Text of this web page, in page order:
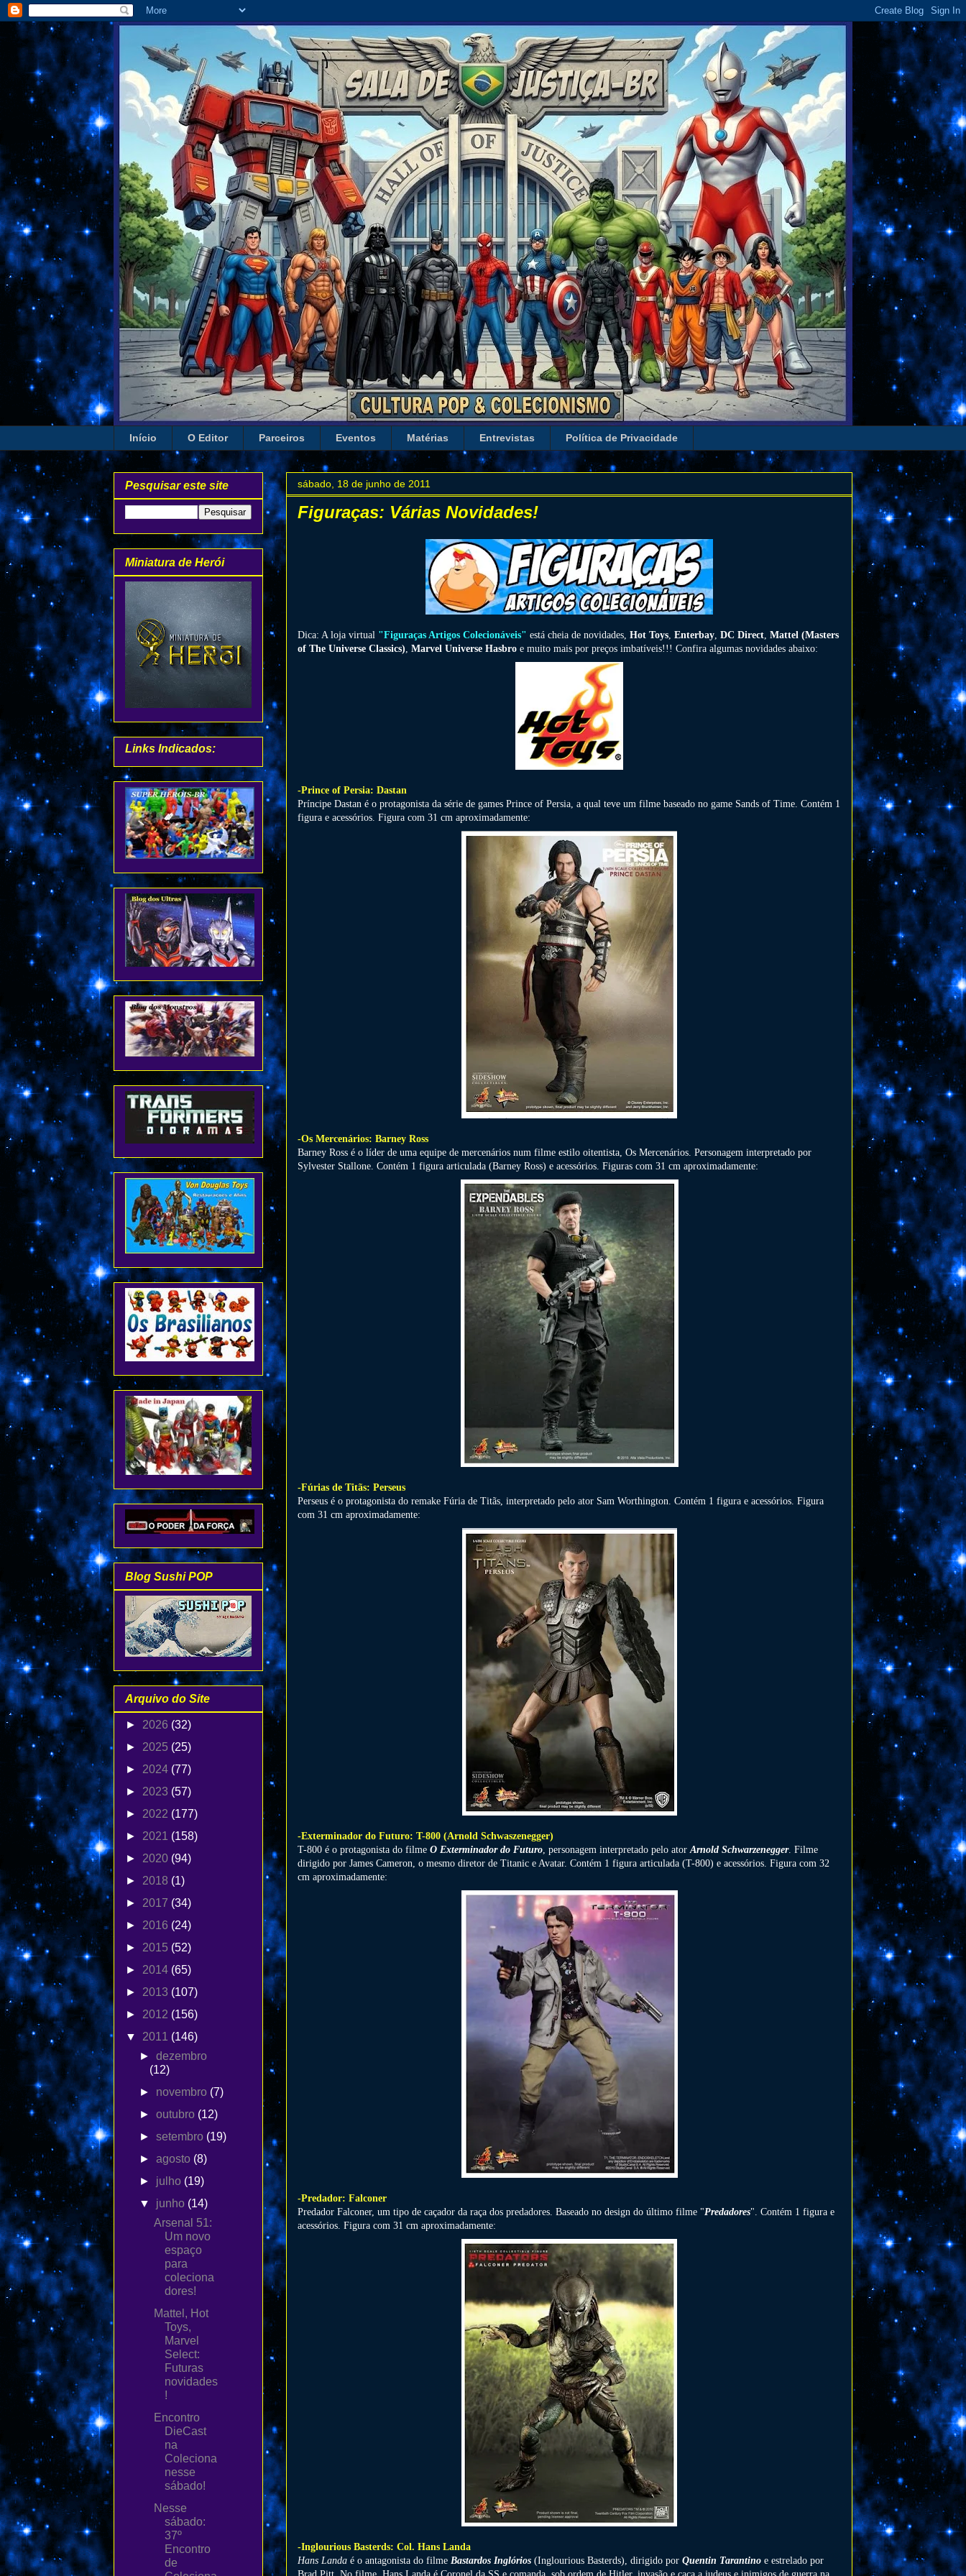
Início O Editor Parceiros Eventos Matérias Entrevistas Política de Privacidade
sábado, 18 de junho de 2011
Figuraças: Várias Novidades!
Dica: A loja virtual "Figuraças Artigos Colecionáveis" está cheia de novidades, Hot Toys Enterbay DC Direct Mattel (Masters
of The Universe Classics) Marvel Universe Hasbro e muito mais por preços imbatíveis!!! Confira algumas novidades abaixo:
-Prince of Persia: Dastan
Príncipe Dastan é o protagonista da série de games Prince of Persia, a qual teve um filme baseado no game Sands of Time. Contém 1
figura e acessórios. Figura com 31 cm aproximadamente:
-Os Mercenários: Barney Ross
Barney Ross é o líder de uma equipe de mercenários num filme estilo oitentista, Os Mercenários. Personagem interpretado por
Sylvester Stallone. Contém 1 figura articulada (Barney Ross) e acessórios. Figuras com 31 cm aproximadamente:
-Fúrias de Titãs: Perseus
Perseus é o protagonista do remake Fúria de Titãs, interpretado pelo ator Sam Worthington. Contém 1 figura e acessórios. Figura
com 31 cm aproximadamente:
-Exterminador do Futuro: T-800 (Arnold Schwaszenegger)
T-800 é o protagonista do filme O Exterminador do Futuro , personagem interpretado pelo ator Arnold Schwarzenegger. Filme
dirigido por James Cameron, o mesmo diretor de Titanic e Avatar. Contém 1 figura articulada (T-800) e acessórios. Figura com 32
cm aproximadamente:
-Predador: Falconer
Predador Falconer, um tipo de caçador da raça dos predadores. Baseado no design do último filme "Predadores". Contém 1 figura e
acessórios. Figura com 31 cm aproximadamente:
-Inglourious Basterds: Col. Hans Landa
Hans Landa é o antagonista do filme Bastardos Inglórios (Inglourious Basterds), dirigido por Quentin Tarantino e estrelado por
Pesquisar este site
Miniatura de Herói
Links Indicados:
Blog Sushi POP
Arquivo do Site
► 2026 (32)
► 2025 (25)
► 2024 (77)
► 2023 (57)
► 2022 (177)
► 2021 (158)
► 2020 (94)
► 2018 (1)
► 2017 (34)
► 2016 (24)
► 2015 (52)
► 2014 (65)
► 2013 (107)
► 2012 (156)
▼ 2011 (146)
►dezembro
(12)
► novembro (7)
►outubro (12)
►setembro (19)
►agosto (8)
► julho (19)
▼ junho (14)
Arsenal 51:
Um novo
espaço
para
coleciona
dores!
Mattel, Hot
Toys,
Marvel
Select:
Futuras
novidades
!
Encontro
DieCast
na
Coleciona
nesse
sábado!
Nesse
sábado:
37º
Encontro
de